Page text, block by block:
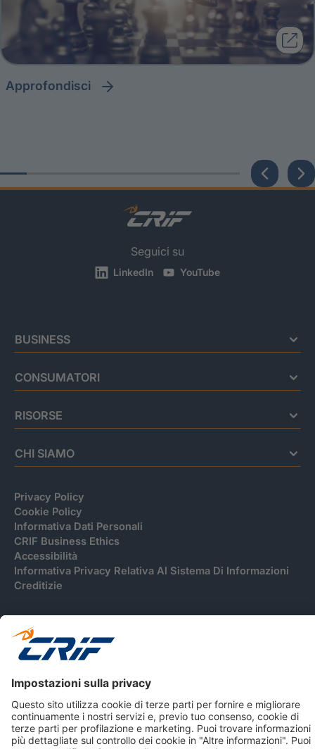
approfondisci
Seguici su
LinkedIn YouTube
BUSINESS
CONSUMATORI
RISORSE
CHI SIAMO
Privacy Policy
Cookie Policy
Informativa Dati Personali
CRIF Business Ethics
Accessibilità
Informativa Privacy Relativa Al Sistema Di Informazioni
Creditizie
© 2026 CRIF S.p.A. Tutti i diritti riservati.
sottoscritto € 51.941.235,00 di cui versato € 51.806.190,00 |
Società soggetta all'attività di direzione e coordinamento di
CRIBIS Holding S.r.l., Società con unico socio